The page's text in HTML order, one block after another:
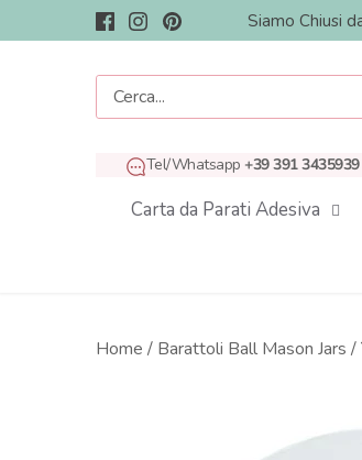
al
Siamo Chiusi
Tel/Whatsapp +39 391
Carta da Parati Adesiva
Home / Barattoli Ball Mason Jars /